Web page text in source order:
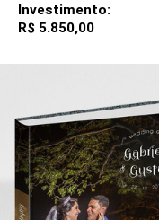
Investimento:
R$ 5.850,00